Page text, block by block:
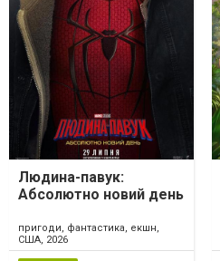
Людина-павук:
Абсолютно новий день
пригоди, фантастика, екшн,
США, 2026